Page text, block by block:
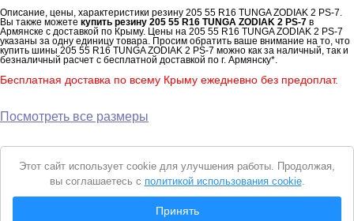
Описание, цены, характеристики резину 205 55 R16 TUNGA ZODIAK 2 PS-7.
Вы также можете купить резину 205 55 R16 TUNGA ZODIAK 2 PS-7 в
Армянске с доставкой по Крыму. Цены на 205 55 R16 TUNGA ZODIAK 2 PS-7
указаны за одну единицу товара. Просим обратить ваше внимание на то, что
купить шины 205 55 R16 TUNGA ZODIAK 2 PS-7 можно как за наличный, так и
безналичный расчет с бесплатной доставкой по г. Армянску*.
Бесплатная доставка по всему Крыму ежедневно без предоплат.
Посмотреть все размеры
Вся представленная на сайте информация носит справочный характер и не
Уведомление
cookie
Этот сайт использует cookie для улучшения работы. Продолжая,
вы соглашаетесь с политикой использования cookie.
Принять